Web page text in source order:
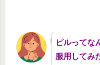
ピルってな
服用してみ